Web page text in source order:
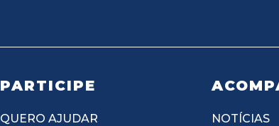
PARTICIPE
QUERO AJUDAR NOTÍCIAS